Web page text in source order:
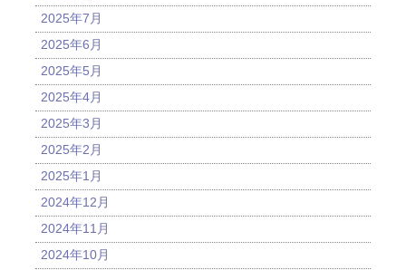
2025年7月
2025年6月
2025年5月
2025年4月
2025年3月
2025年2月
2025年1月
2024年12月
2024年11月
2024年10月